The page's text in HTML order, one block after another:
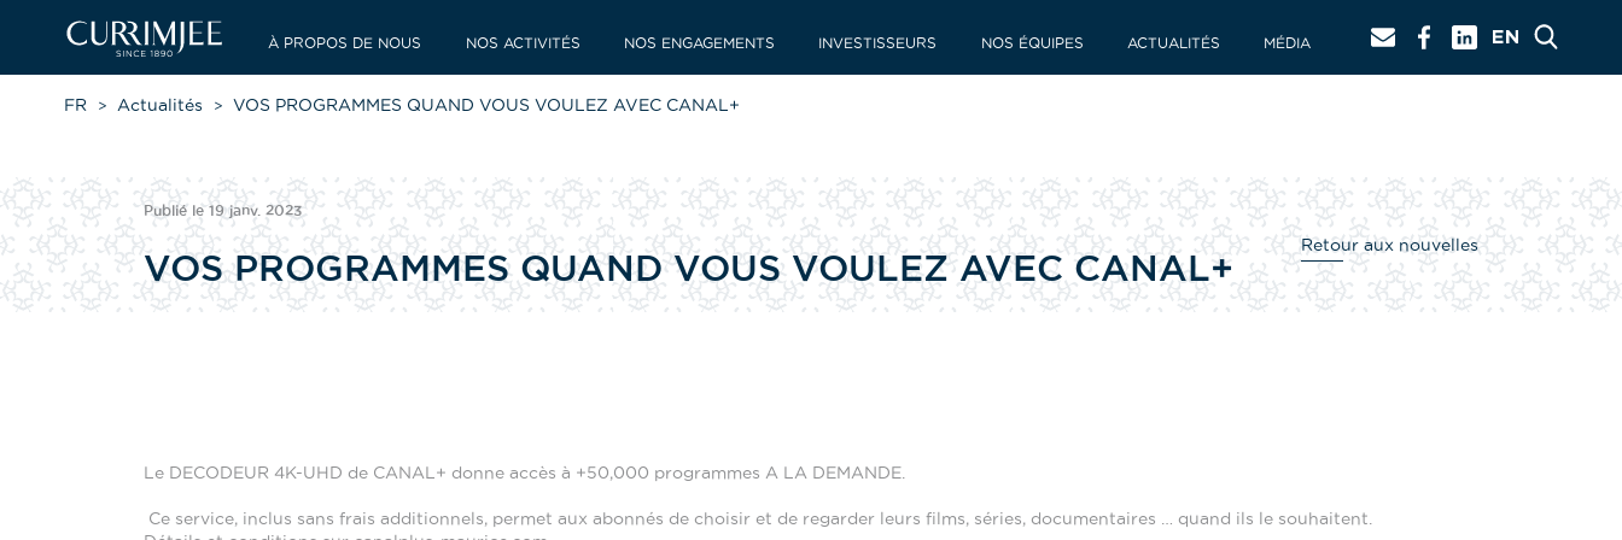
À PROPOS DE NOUS NOS ACTIVITÉS NOS ENGAGEMENTS INVESTISSEURS NOS ÉQUIPES ACTUALITÉS MÉDIA
FR Actualités VOS PROGRAMMES QUAND VOUS VOULEZ AVEC CANAL+
Publié le 19 janv. 2023
VOS PROGRAMMES QUAND VOUS VOULEZ AVEC CANAL+
Retour aux nouvelles
Le DECODEUR 4K-UHD de CANAL+ donne accès à +50,000 programmes A LA DEMANDE.
Ce service, inclus sans frais additionnels, permet aux abonnés de choisir et de regarder leurs films, séries, documentaires … quand ils le souhaitent.